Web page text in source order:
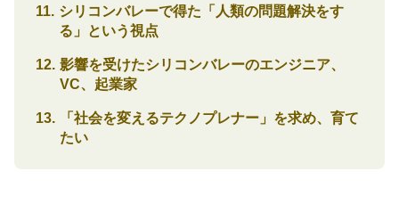
シリコンバレーで得た「人類の問題解決をす
る」という視点
影響を受けたシリコンバレーのエンジニア、
VC、起業家
「社会を変えるテクノプレナー」を求め、育て
たい